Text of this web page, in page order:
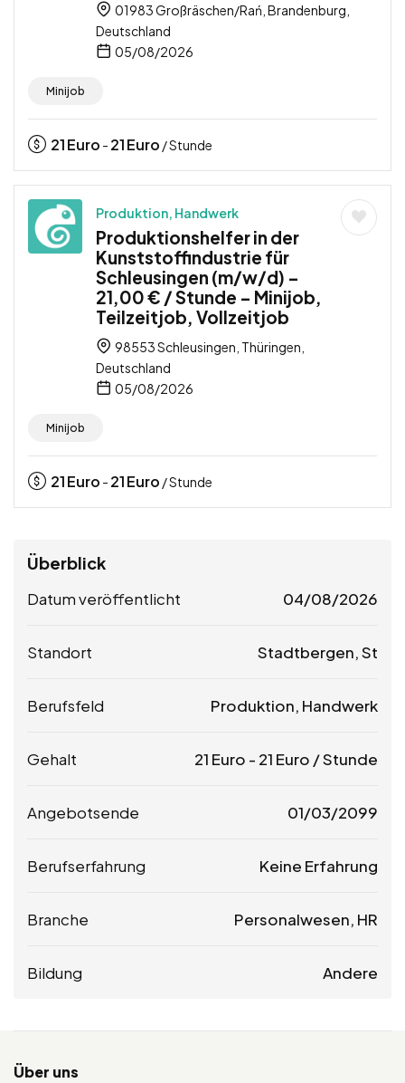
01983 Großräschen/Rań, Brandenburg,
Deutschland
05/08/2026
Minijob
21Euro - 21Euro / Stunde
Produktion, Handwerk
Produktionshelfer in der
Kunststoffindustrie für
Schleusingen (m/w/d) –
21,00 € / Stunde – Minijob,
Teilzeitjob, Vollzeitjob
98553 Schleusingen, Thüringen,
Deutschland
05/08/2026
Minijob
21Euro - 21Euro / Stunde
Überblick
Datum veröffentlicht 04/08/2026
Standort Stadtbergen, St
Berufsfeld Produktion, Handwerk
Gehalt 21 Euro - 21 Euro / Stunde
Angebotsende 01/03/2099
Berufserfahrung Keine Erfahrung
Branche Personalwesen, HR
Bildung Andere
Über uns